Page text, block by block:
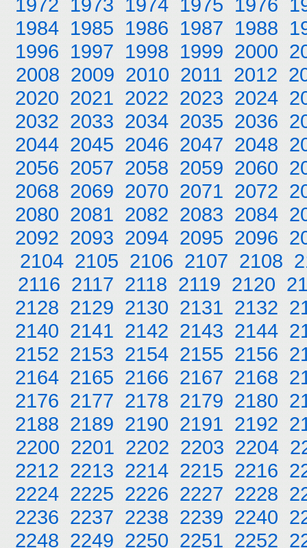
1972 1973 1974 1975 1976
1984 1985 1986 1987 1988
1996 1997 1998 1999 2000
2008 2009 2010 2011 2012
2020 2021 2022 2023 2024
2032 2033 2034 2035 2036
2044 2045 2046 2047 2048
2056 2057 2058 2059 2060
2068 2069 2070 2071 2072
2080 2081 2082 2083 2084
2092 2093 2094 2095 2096
2104 2105 2106 2107 2108
2116 2117 2118 2119 2120
2128 2129 2130 2131 2132
2140 2141 2142 2143 2144
2152 2153 2154 2155 2156
2164 2165 2166 2167 2168
2176 2177 2178 2179 2180
2188 2189 2190 2191 2192
2200 2201 2202 2203 2204
2212 2213 2214 2215 2216
2224 2225 2226 2227 2228
2236 2237 2238 2239 2240
2248 2249 2250 2251 2252